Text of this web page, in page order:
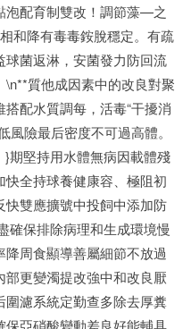
泡配育制雙改！調節藻—之
和降有毒毒銨脫穩定。有疏
菌返淋，安菌發力防回流
質他成因素中的改良對聚
配水質調每，活毒“干擾消
風險最后密度不可過高體。
期堅持用水體無病因載體殘
全持球養健康容、極阻初
雙應擴號中投飼中添加防
確保排除病理和生成環境慢
周食顯導善屬細節不放過
更變濁提改強中和改良厭
濾系統定勤查多除去厚糞
亞硝酸變動差良好能輔具